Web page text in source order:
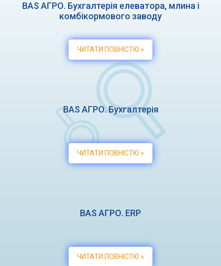
BAS АГРО. Бухгалтерія елеватора, млина і
комбікормового заводу
ЧИТАТИ ПОВНІСТЮ »
BAS АГРО. Бухгалтерія
ЧИТАТИ ПОВНІСТЮ »
BAS АГРО. ERP
ЧИТАТИ ПОВНІСТЮ »